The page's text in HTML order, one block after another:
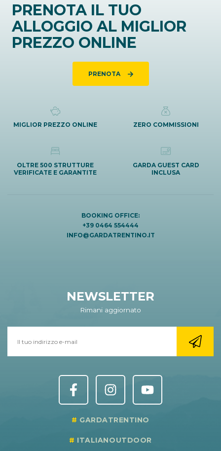
PRENOTA IL TUO
ALLOGGIO AL MIGLIOR
PREZZO ONLINE
PRENOTA
MIGLIOR PREZZO ONLINE ZERO COMMISSIONI
OLTRE 500 STRUTTURE
VERIFICATE E GARANTITE
GARDA GUEST CARD
INCLUSA
BOOKING OFFICE:
+39 0464 554444
INFO@GARDATRENTINO.IT
NEWSLETTER
Rimani aggiornato
GARDATRENTINO
ITALIANOUTDOOR